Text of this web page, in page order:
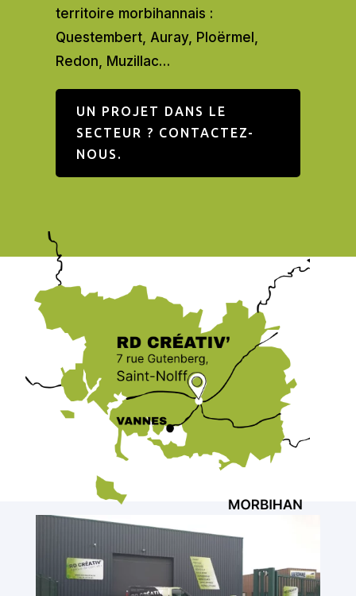
territoire morbihannais :
Questembert, Auray, Ploërmel,
Redon, Muzillac…
UN PROJET DANS LE
SECTEUR ? CONTACTEZ-
NOUS.